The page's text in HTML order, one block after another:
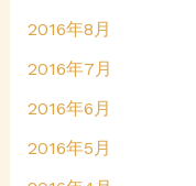
2016年8月
2016年7月
2016年6月
2016年5月